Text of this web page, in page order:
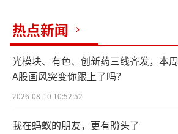
热点新闻
光模块、有色、创新药三线齐发，本周
A股画风突变你跟上了吗？
2026-08-10 10:52:52
我在蚂蚁的朋友，更有盼头了